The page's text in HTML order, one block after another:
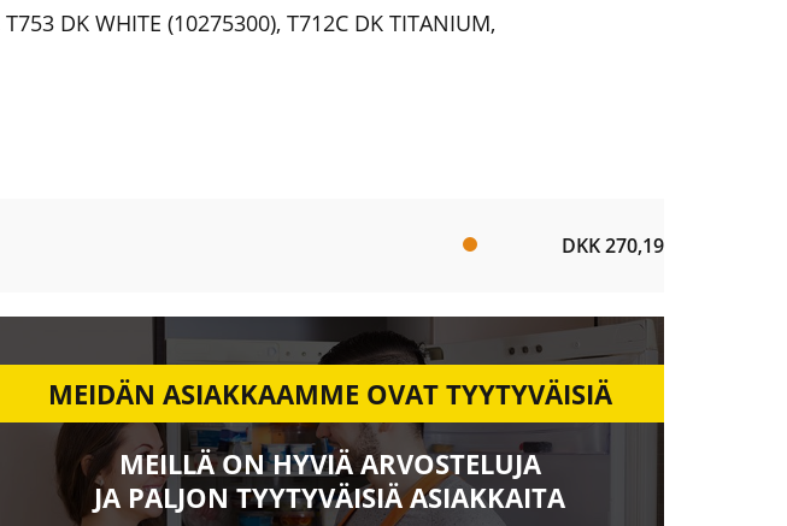
T753 DK WHITE (10275300), T712C DK TITANIUM,
DKK 270,19
MEIDÄN ASIAKKAAMME OVAT TYYTYVÄISIÄ
MEILLÄ ON HYVIÄ ARVOSTELUJA
JA PALJON TYYTYVÄISIÄ ASIAKKAITA